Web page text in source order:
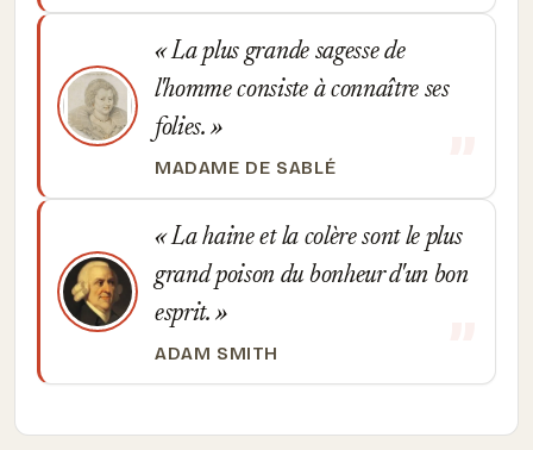
La plus grande sagesse de
l'homme consiste à connaître ses
folies.
MADAME DE SABLÉ
La haine et la colère sont le plus
grand poison du bonheur d'un bon
esprit.
ADAM SMITH